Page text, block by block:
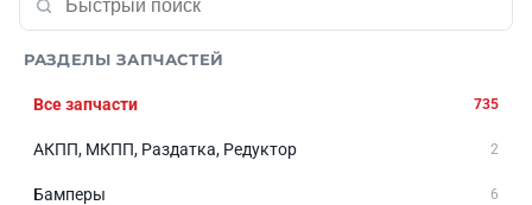
РАЗДЕЛЫ ЗАПЧАСТЕЙ
Все запчасти 735
АКПП, МКПП, Раздатка, Редуктор 2
Бамперы 6